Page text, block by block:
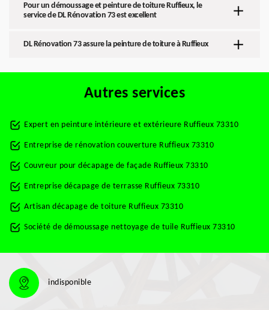
Pour un démoussage et peinture de toiture Ruffieux, le
service de DL Rénovation 73 est excellent
DL Rénovation 73 assure la peinture de toiture à Ruffieux
Autres services
Expert en peinture intérieure et extérieure Ruffieux 73310
Entreprise de rénovation couverture Ruffieux 73310
Couvreur pour décapage de façade Ruffieux 73310
Entreprise décapage de terrasse Ruffieux 73310
Artisan décapage de toiture Ruffieux 73310
Société de démoussage nettoyage de tuile Ruffieux 73310
indisponible